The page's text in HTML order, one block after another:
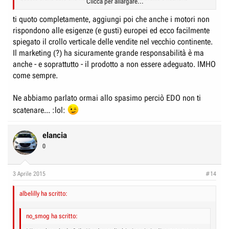
Le loro eredi hanno complicato l'estetica rendendola molto poco
armonica.
Vedi Civic 6, Prelude 2, FR-V, Accord 7 e via discorrendo.
ti quoto completamente, aggiungi poi che anche i motori non
rispondono alle esigenze (e gusti) europei ed ecco facilmente
spiegato il crollo verticale delle vendite nel vecchio continente.
Il marketing (?) ha sicuramente grande responsabilità è ma
anche - e soprattutto - il prodotto a non essere adeguato. IMHO
come sempre.
Ne abbiamo parlato ormai allo spasimo perciò EDO non ti
scatenare... :lol:
elancia
0
3 Aprile 2015 #14
albelilly ha scritto:
no_smog ha scritto: